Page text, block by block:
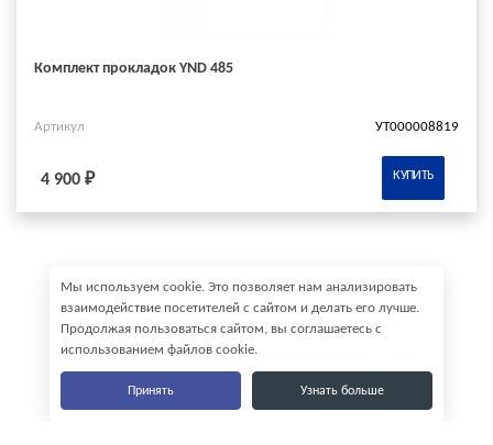
Комплект прокладок YND 485
Артикул УТ000008819
4 900 ₽ КУПИТЬ
Мы используем cookie. Это позволяет нам анализировать
взаимодействие посетителей с сайтом и делать его лучше.
Продолжая пользоваться сайтом, вы соглашаетесь с
использованием файлов cookie.
Принять Узнать больше